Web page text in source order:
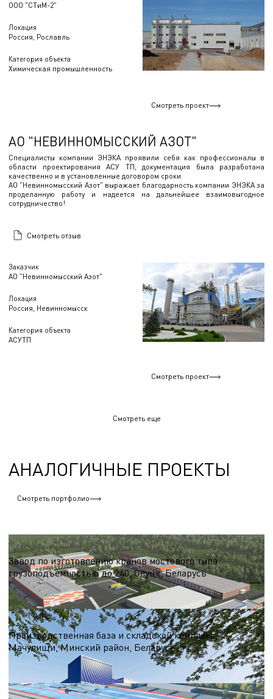
ООО "СТиМ-2"
Локация
Россия, Рославль
Категория объекта
Химическая промышленность
Смотреть проект
Заказчик
АО "Невинномысский Азот"
Локация
Россия, Невинномысск
Категория объекта
АСУТП
АО "НЕВИННОМЫССКИЙ АЗОТ"
Специалисты компании ЭНЭКА проявили себя как профессионалы в
области проектирования АСУ ТП, документация была разработана
качественно и в установленные договором сроки.
АО "Невинномысский Азот" выражает благодарность компании ЭНЭКА за
проделанную работу и надеется на дальнейшее взаимовыгодное
сотрудничество!
Смотреть отзыв
Смотреть проект
Смотреть еще
АНАЛОГИЧНЫЕ ПРОЕКТЫ
Смотреть портфолио
Металлообработка
Завод по изготовлению кранов мостового типа
грузоподъемностью до 240, Слуцк, Беларусь
S = 6 000 м.кв.
Металлообработка
Производственная база и складской комплекс,
Мачулищи, Минский район, Беларусь
S = 8 200 м.кв.
Металлообработка